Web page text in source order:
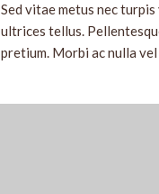
Sed vitae metus nec
ultrices tellus.
pretium. Morbi ac nulla